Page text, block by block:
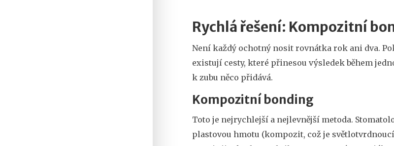
Rychlá řešení: Kompozitní
Není každý ochotný nosit rovnátka rok ani dva.
existují cesty, které přinesou výsledek během
k zubu něco přidává.
Kompozitní bonding
Toto je nejrychlejší a nejlevnější metoda.
plastovou hmotu (kompozit, což je